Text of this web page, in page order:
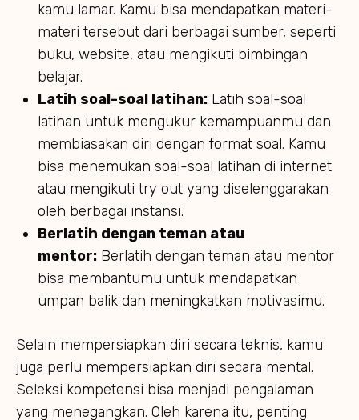
kamu lamar. Kamu bisa mendapatkan materi-
materi tersebut dari berbagai sumber, seperti
buku, website, atau mengikuti bimbingan
belajar.
Latih soal-soal latihan: Latih soal-soal
latihan untuk mengukur kemampuanmu dan
membiasakan diri dengan format soal. Kamu
bisa menemukan soal-soal latihan di internet
atau mengikuti try out yang diselenggarakan
oleh berbagai instansi.
Berlatih dengan teman atau
mentor: Berlatih dengan teman atau mentor
bisa membantumu untuk mendapatkan
umpan balik dan meningkatkan motivasimu.
Selain mempersiapkan diri secara teknis, kamu
juga perlu mempersiapkan diri secara mental.
Seleksi kompetensi bisa menjadi pengalaman
yang menegangkan. Oleh karena itu, penting